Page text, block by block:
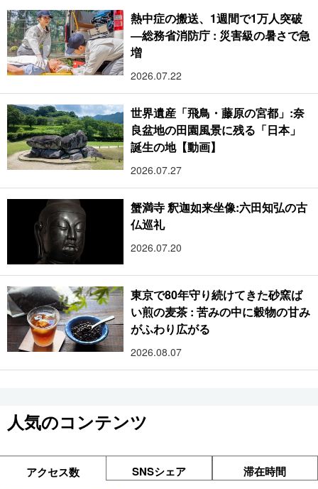
熱中症の搬送、1週間で1万人突破
―総務省消防庁 : 災害級の暑さで急
増
2026.07.22
世界遺産「飛鳥・藤原の宮都」:奈
良盆地の田園風景に残る「日本」
誕生の地【動画】
2026.07.27
蟹満寺 釈迦如来坐像:六田知弘の古
仏巡礼
2026.07.20
東京で80年守り続けてきた砂窯ば
い煎の麦茶 : 苦みの中に穀物の甘み
がふわり広がる
2026.08.07
人気のコンテンツ
アクセス数 SNSシェア 滞在時間